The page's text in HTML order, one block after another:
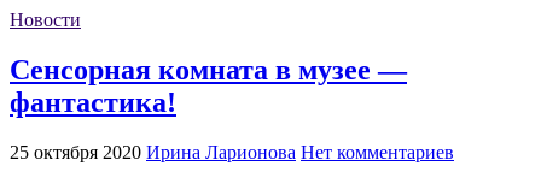
Новости
Сенсорная комната в музее —
фантастика!
25 октября 2020 Ирина Ларионова Нет комментариев